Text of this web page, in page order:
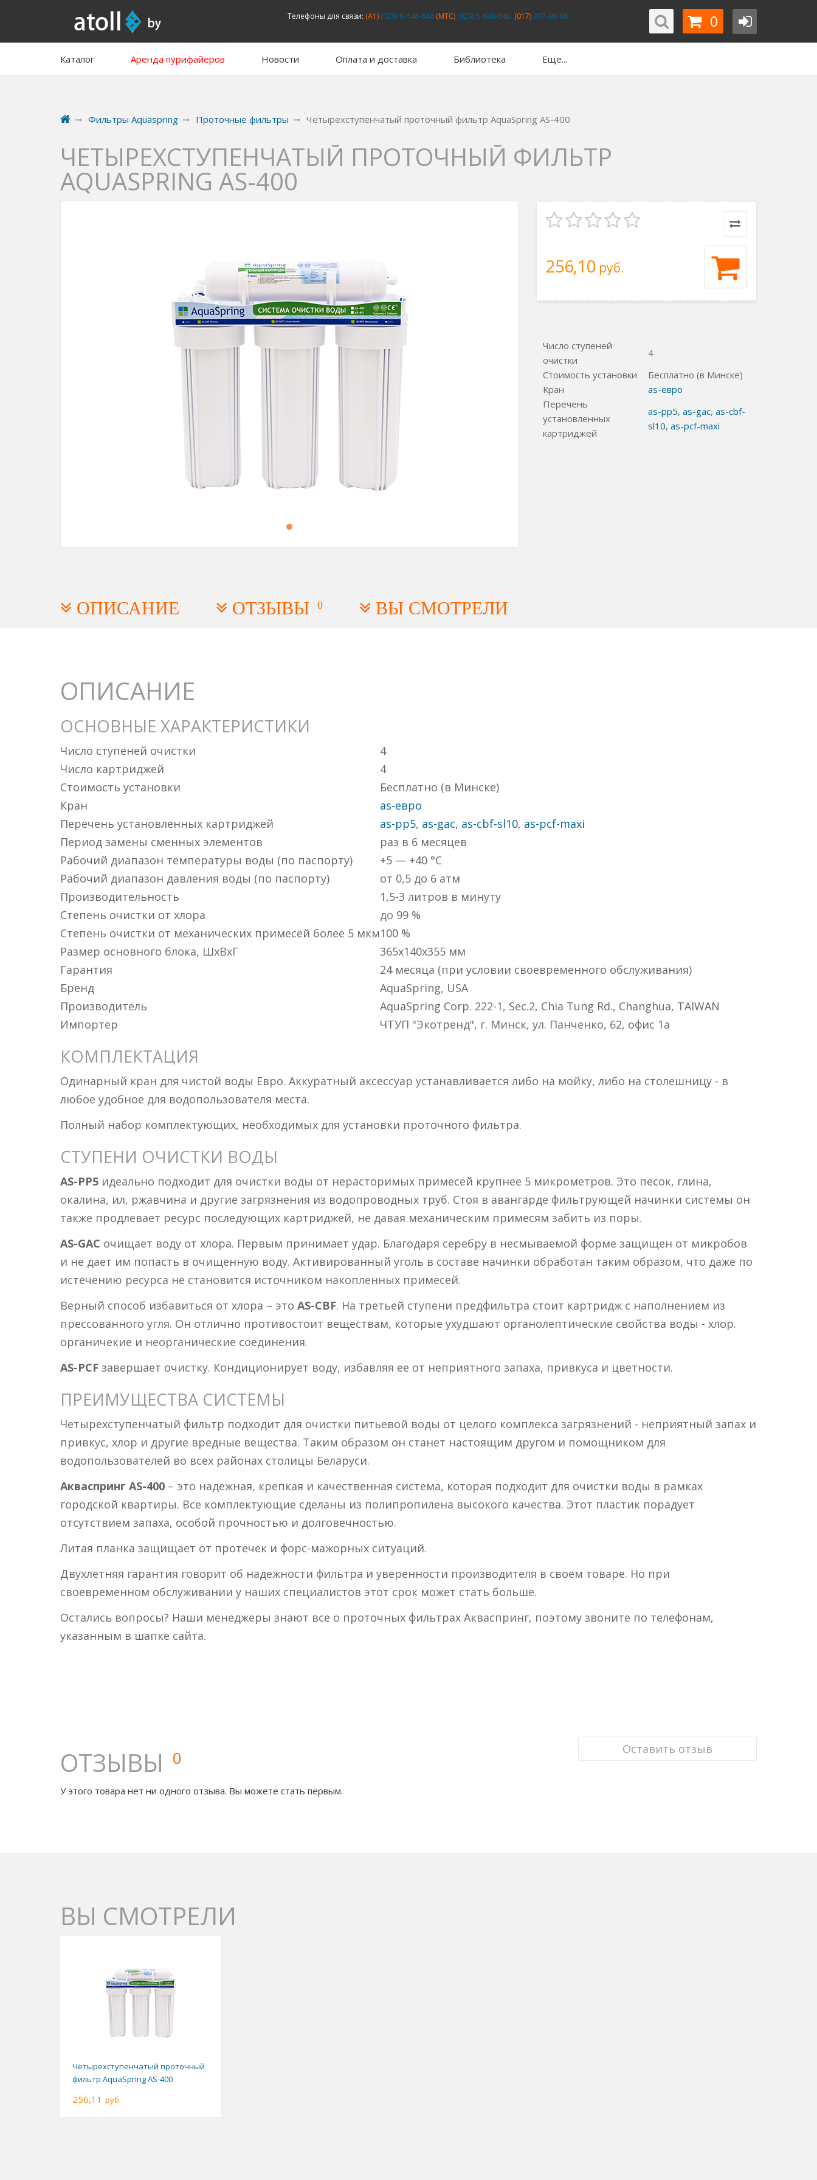
Телефоны для связи: (A1)(029) 6-648-648(MTC)(029) 5-648-648 (017)397-98-66 0
Каталог Аренда пурифайеров Новости Оплата и доставка Библиотека Еще...
Фильтры Aquaspring Проточные фильтры Четырехступенчатый проточный фильтр AquaSpring AS-400
ЧЕТЫРЕХСТУПЕНЧАТЫЙ ПРОТОЧНЫЙ ФИЛЬТР
AQUASPRING AS-400
256,10 руб.
Число ступеней
очистки
4
Стоимость установки
Бесплатно (в Минске)
Кран
as-евро
Перечень
установленных
картриджей
as-pp5, as-gac, as-cbf-
sl10, as-pcf-maxi
ОПИСАНИЕ ОТЗЫВЫ 0 ВЫ СМОТРЕЛИ
ОПИСАНИЕ
ОСНОВНЫЕ ХАРАКТЕРИСТИКИ
Число ступеней очистки
4
Число картриджей
4
Стоимость установки
Бесплатно (в Минске)
Кран
as-евро
Перечень установленных картриджей
as-pp5, as-gac, as-cbf-sl10, as-pcf-maxi
Период замены сменных элементов
раз в 6 месяцев
Рабочий диапазон температуры воды (по паспорту)
+5 — +40 °C
Рабочий диапазон давления воды (по паспорту)
от 0,5 до 6 атм
Производительность
1,5-3 литров в минуту
Степень очистки от хлора
до 99 %
Степень очистки от механических примесей более 5 мкм100 %
Размер основного блока, ШxВxГ
365x140x355 мм
Гарантия
24 месяца (при условии своевременного обслуживания)
Бренд
AquaSpring, USA
Производитель
AquaSpring Corp. 222-1, Sec.2, Chia Tung Rd., Changhua, TAIWAN
Импортер
ЧТУП "Экотренд", г. Минск, ул. Панченко, 62, офис 1а
КОМПЛЕКТАЦИЯ
Одинарный кран для чистой воды Евро. Аккуратный аксессуар устанавливается либо на мойку, либо на столешницу - в
любое удобное для водопользователя места.
Полный набор комплектующих, необходимых для установки проточного фильтра.
СТУПЕНИ ОЧИСТКИ ВОДЫ
AS-PP5 идеально подходит для очистки воды от нерасторимых примесей крупнее 5 микрометров. Это песок, глина,
окалина, ил, ржавчина и другие загрязнения из водопроводных труб. Стоя в авангарде фильтрующей начинки системы он
также продлевает ресурс последующих картриджей, не давая механическим примесям забить из поры.
AS-GAC очищает воду от хлора. Первым принимает удар. Благодаря серебру в несмываемой форме защищен от микробов
и не дает им попасть в очищенную воду. Активированный уголь в составе начинки обработан таким образом, что даже по
истечению ресурса не становится источником накопленных примесей.
Верный способ избавиться от хлора – это AS-CBF. На третьей ступени предфильтра стоит картридж с наполнением из
прессованного угля. Он отлично противостоит веществам, которые ухудшают органолептические свойства воды - хлор.
органичекие и неорганические соединения.
AS-PCF завершает очистку. Кондиционирует воду, избавляя ее от неприятного запаха, привкуса и цветности.
ПРЕИМУЩЕСТВА СИСТЕМЫ
Четырехступенчатый фильтр подходит для очистки питьевой воды от целого комплекса загрязнений - неприятный запах и
привкус, хлор и другие вредные вещества. Таким образом он станет настоящим другом и помощником для
водопользователей во всех районах столицы Беларуси.
Акваспринг AS-400 – это надежная, крепкая и качественная система, которая подходит для очистки воды в рамках
городской квартиры. Все комплектующие сделаны из полипропилена высокого качества. Этот пластик порадует
отсутствием запаха, особой прочностью и долговечностью.
Литая планка защищает от протечек и форс-мажорных ситуаций.
Двухлетняя гарантия говорит об надежности фильтра и уверенности производителя в своем товаре. Но при
своевременном обслуживании у наших специалистов этот срок может стать больше.
Остались вопросы? Наши менеджеры знают все о проточных фильтрах Акваспринг, поэтому звоните по телефонам,
указанным в шапке сайта.
ОТЗЫВЫ 0 Оставить отзыв
У этого товара нет ни одного отзыва. Вы можете стать первым.
ВЫ СМОТРЕЛИ
Четырехступенчатый проточный
фильтр AquaSpring AS-400
256,11 руб.